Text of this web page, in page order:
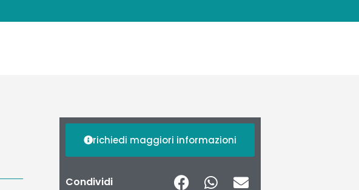
richiedi maggiori informazioni
Condividi